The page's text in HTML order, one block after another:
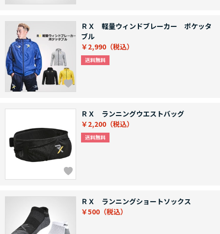
ＲＸ 軽量ウィンドブレーカー ポケッタ
ブル
￥2,990
ＲＸ ランニングウエストバッグ
￥2,200
ＲＸ ランニングショートソックス
￥500